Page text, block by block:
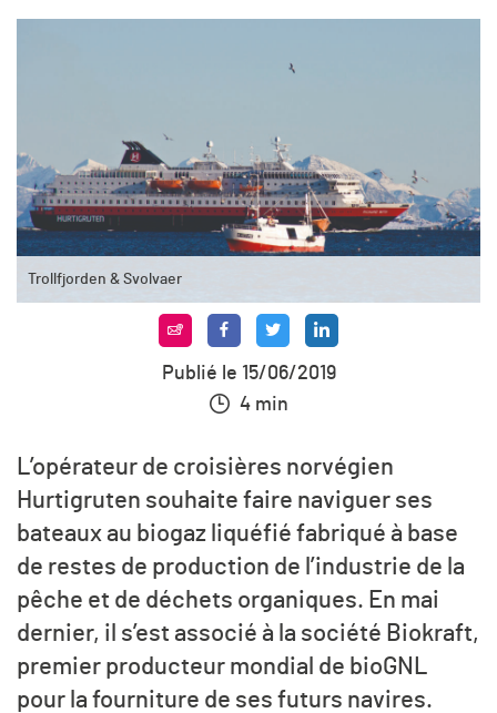
Trollfjorden & Svolvaer
Publié le 15/06/2019
4 min
L’opérateur de croisières norvégien
Hurtigruten souhaite faire naviguer ses
bateaux au biogaz liquéfié fabriqué à base
de restes de production de l’industrie de la
pêche et de déchets organiques. En mai
dernier, il s’est associé à la société Biokraft,
premier producteur mondial de bioGNL
pour la fourniture de ses futurs navires.